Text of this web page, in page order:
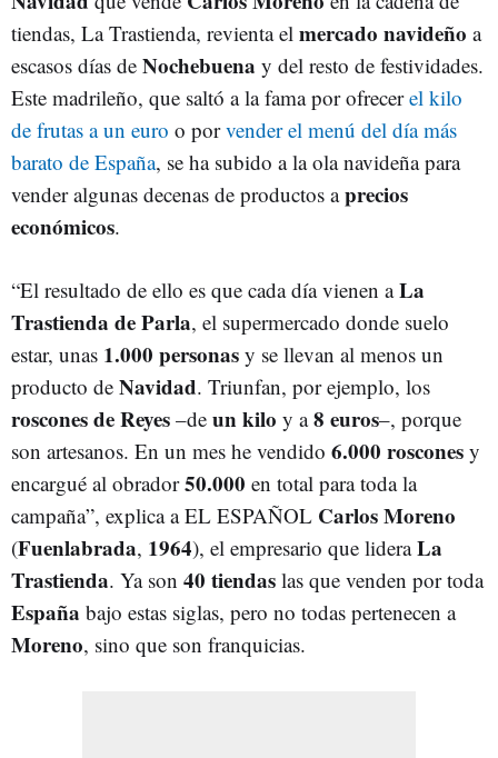
tiendas, La Trastienda, revienta el mercado navideño a
escasos días de Nochebuena y del resto de festividades.
Este madrileño, que saltó a la fama por ofrecerel kilo
de frutas a un euro o porvender el menú del día más
barato de España, se ha subido a la ola navideña para
vender algunas decenas de productos aprecios
económicos.
“El resultado de ello es que cada día vienen aLa
Trastienda de Parla, el supermercado donde suelo
estar, unas 1.000 personas y se llevan al menos un
producto de Navidad. Triunfan, por ejemplo, los
roscones de Reyes –de un kilo y a8 euros–, porque
son artesanos. En un mes he vendido 6.000 roscones y
encargué al obrador50.000 en total para toda la
campaña”, explica a EL ESPAÑOL Carlos Moreno
(Fuenlabrada, 1964), el empresario que lideraLa
Trastienda. Ya son 40 tiendas las que venden por toda
España bajo estas siglas, pero no todas pertenecen a
Moreno, sino que son franquicias.